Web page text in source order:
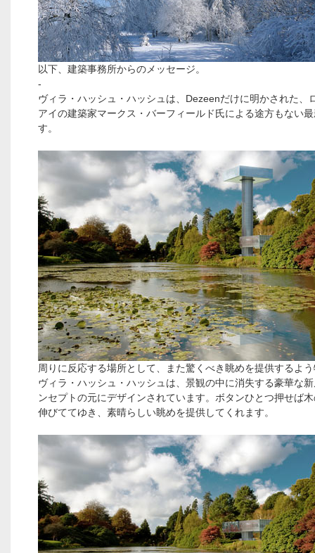
以下、建築事務所からのメッセージ。
-
ヴィラ・ハッシュ・ハッシュは、Dezeenだけに明かされた、
アイの建築家マークス・バーフィールド氏による途方もない
す。
周りに反応する場所として、また驚くべき眺めを提供するよ
ヴィラ・ハッシュ・ハッシュは、景観の中に消失する豪華な
ンセプトの元にデザインされています。ボタンひとつ押せば
伸びててゆき、素晴らしい眺めを提供してくれます。